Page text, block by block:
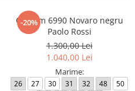
-20%
Costum 6990 Novaro negru
Paolo Rossi
1.300,00 Lei
1.040,00 Lei
Marime:
26 27 30 31 32 48
50